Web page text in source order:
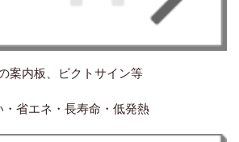
案内板、ピクトサイン等
・省エネ・長寿命・低発熱